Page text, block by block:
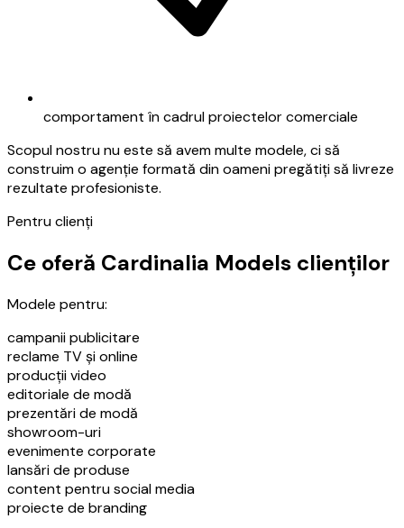
comportament în cadrul proiectelor comerciale
Scopul nostru nu este să avem multe modele, ci să
construim o agenție formată din oameni pregătiți să livreze
rezultate profesioniste.
Pentru clienți
Ce oferă Cardinalia Models clienților
Modele pentru:
campanii publicitare
reclame TV și online
producții video
editoriale de modă
prezentări de modă
showroom-uri
evenimente corporate
lansări de produse
content pentru social media
proiecte de branding